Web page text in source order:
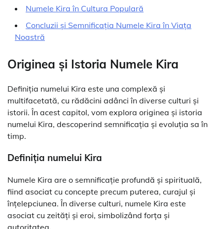
Numele Kira în Cultura Populară
Concluzii și Semnificația Numele Kira în Viața
Noastră
Originea și Istoria Numele Kira
Definiția numelui Kira este una complexă și
multifacetată, cu rădăcini adânci în diverse culturi și
istorii. În acest capitol, vom explora originea și istoria
numelui Kira, descoperind semnificația și evoluția sa în
timp.
Definiția numelui Kira
Numele Kira are o semnificație profundă și spirituală,
fiind asociat cu concepte precum puterea, curajul și
înțelepciunea. În diverse culturi, numele Kira este
asociat cu zeități și eroi, simbolizând forța și
autoritatea.